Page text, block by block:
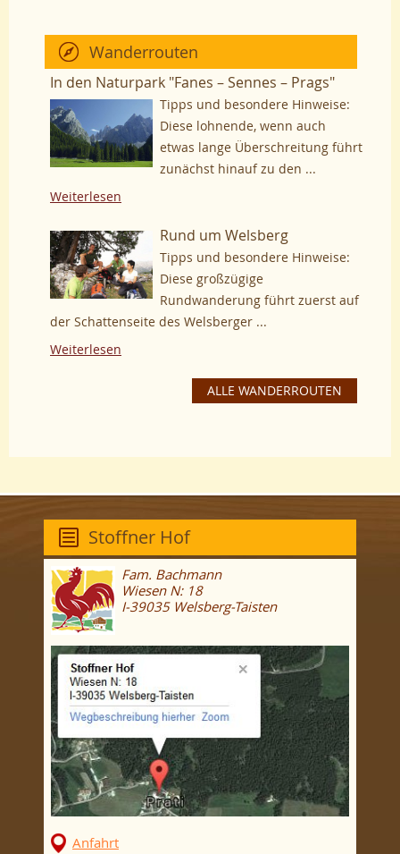
Wanderrouten
In den Naturpark "Fanes – Sennes – Prags"
Tipps und besondere Hinweise:
Diese lohnende, wenn auch
etwas lange Überschreitung führt
zunächst hinauf zu den ...
Weiterlesen
Rund um Welsberg
Tipps und besondere Hinweise:
Diese großzügige
Rundwanderung führt zuerst auf
der Schattenseite des Welsberger ...
Weiterlesen
ALLE WANDERROUTEN
Stoffner Hof
Fam. Bachmann
Wiesen N: 18
I-39035 Welsberg-Taisten
Anfahrt